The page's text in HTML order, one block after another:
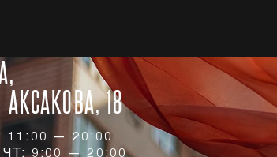
АКСАКОВА, 18
11:00 — 20:00